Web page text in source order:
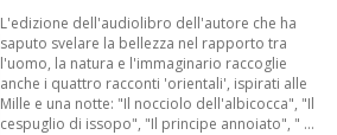
L'edizione dell'audiolibro dell'autore che ha
saputo svelare la bellezza nel rapporto tra
l'uomo, la natura e l'immaginario raccoglie
anche i quattro racconti 'orientali', ispirati alle
Mille e una notte: "Il nocciolo dell'albicocca", "Il
cespuglio di issopo", "Il principe annoiato", " ...